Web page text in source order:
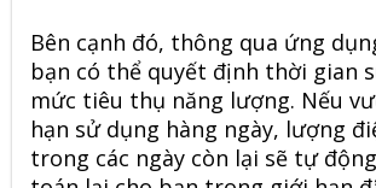
Bên cạnh đó, thông qua ứng
bạn có thể quyết định thời gian
mức tiêu thụ năng lượng. Nếu
hạn sử dụng hàng ngày, lượng
trong các ngày còn lại sẽ tự